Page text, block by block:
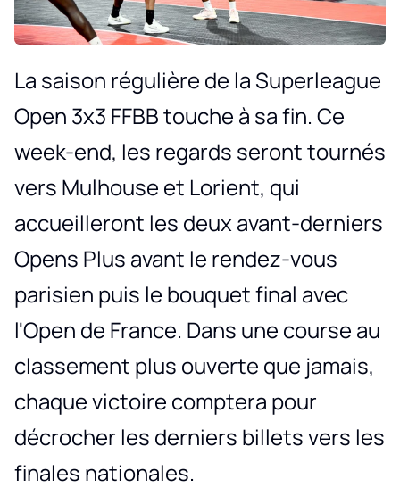
La saison régulière de la Superleague
Open 3x3 FFBB touche à sa fin. Ce
week-end, les regards seront tournés
vers Mulhouse et Lorient, qui
accueilleront les deux avant-derniers
Opens Plus avant le rendez-vous
parisien puis le bouquet final avec
l'Open de France. Dans une course au
classement plus ouverte que jamais,
chaque victoire comptera pour
décrocher les derniers billets vers les
finales nationales.